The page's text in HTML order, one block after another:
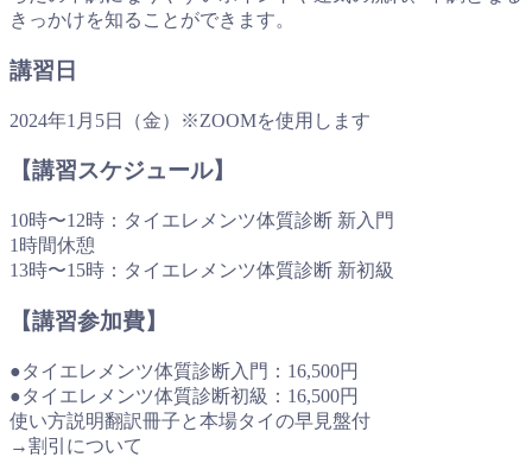
きっかけを知ることができます。
講習日
2024年1月5日（金）※ZOOMを使用します
【講習スケジュール】
10時〜12時：タイエレメンツ体質診断 新入門
1時間休憩
13時〜15時：タイエレメンツ体質診断 新初級
【講習参加費】
●タイエレメンツ体質診断入門：16,500円
●タイエレメンツ体質診断初級：16,500円
使い方説明翻訳冊子と本場タイの早見盤付
→割引について